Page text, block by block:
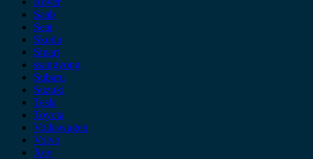
Saab
Seat
Skoda
Smart
ssangyong
Subaru
Suzuki
Tesla
Toyota
Volkswagen
Volvo
Xev